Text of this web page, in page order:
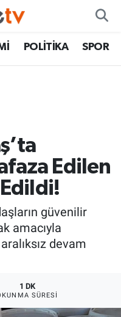
POLİTİKA SPOR
Edilen
güvenilir
amacıyla
devam
1 DK
SÜRESI